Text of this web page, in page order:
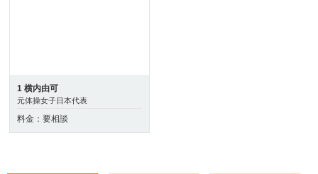
1 横内由可
元体操女子日本代表
料金：要相談